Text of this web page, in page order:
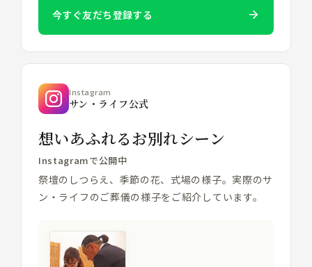
今すぐ友だち登録する
Instagram
サン・ライフ公式
想いあふれるお別れシーン
Instagramで公開中
祭壇のしつらえ、季節の花、式場の様子。実際のサ
ン・ライフのご葬儀の様子をご紹介しています。